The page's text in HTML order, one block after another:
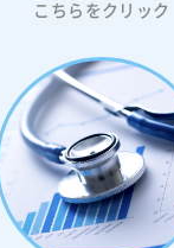
こちらをクリック